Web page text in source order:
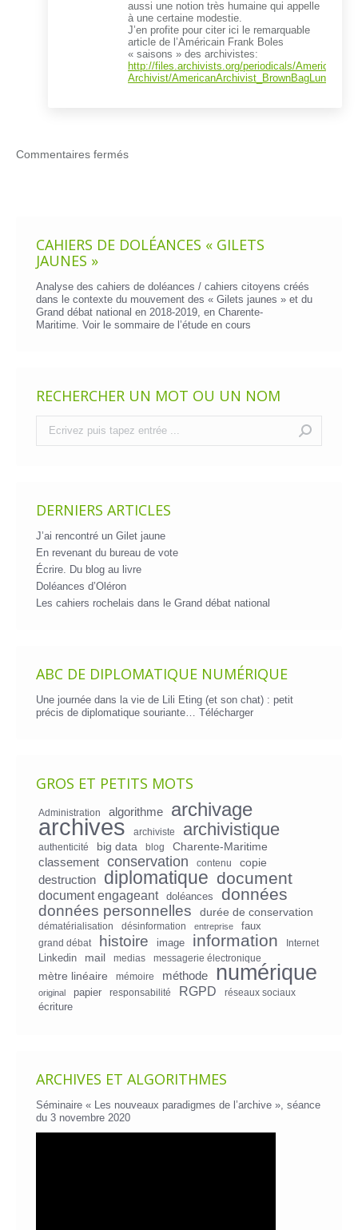
aussi une notion très humaine qui appelle
à une certaine modestie.
J’en profite pour citer ici le remarquable
article de l’Américain Frank Boles
« saisons » des archivistes:
http://files.archivists.org/periodicals/American-
Archivist/
Commentaires fermés
CAHIERS DE DOLÉANCES « GILETS
JAUNES »
Analyse des cahiers de doléances / cahiers citoyens créés
dans le contexte du mouvement des « Gilets jaunes » et du
Grand débat national en 2018-2019, en Charente-
Maritime. Voir le sommaire de l’étude en cours
RECHERCHER UN MOT OU UN NOM
DERNIERS ARTICLES
J’ai rencontré un Gilet jaune
En revenant du bureau de vote
Écrire. Du blog au livre
Doléances d’Oléron
Les cahiers rochelais dans le Grand débat national
ABC DE DIPLOMATIQUE NUMÉRIQUE
Une journée dans la vie de Lili Eting (et son chat) : petit
précis de diplomatique souriante… Télécharger
GROS ET PETITS MOTS
Administration algorithme archivage
archives archiviste archivistique
authenticité big data blog
Charente-Maritime
classement
conservation contenu
copie
destruction
diplomatique document
document engageant doléances données
données personnelles durée de conservation
dématérialisation désinformation entreprise faux
grand débat histoire image information Internet
Linkedin mail medias messagerie électronique
mètre linéaire mémoire méthode numérique
original papier responsabilité RGPD réseaux sociaux
écriture
ARCHIVES ET ALGORITHMES
Séminaire « Les nouveaux paradigmes de l’archive », séance
du 3 novembre 2020